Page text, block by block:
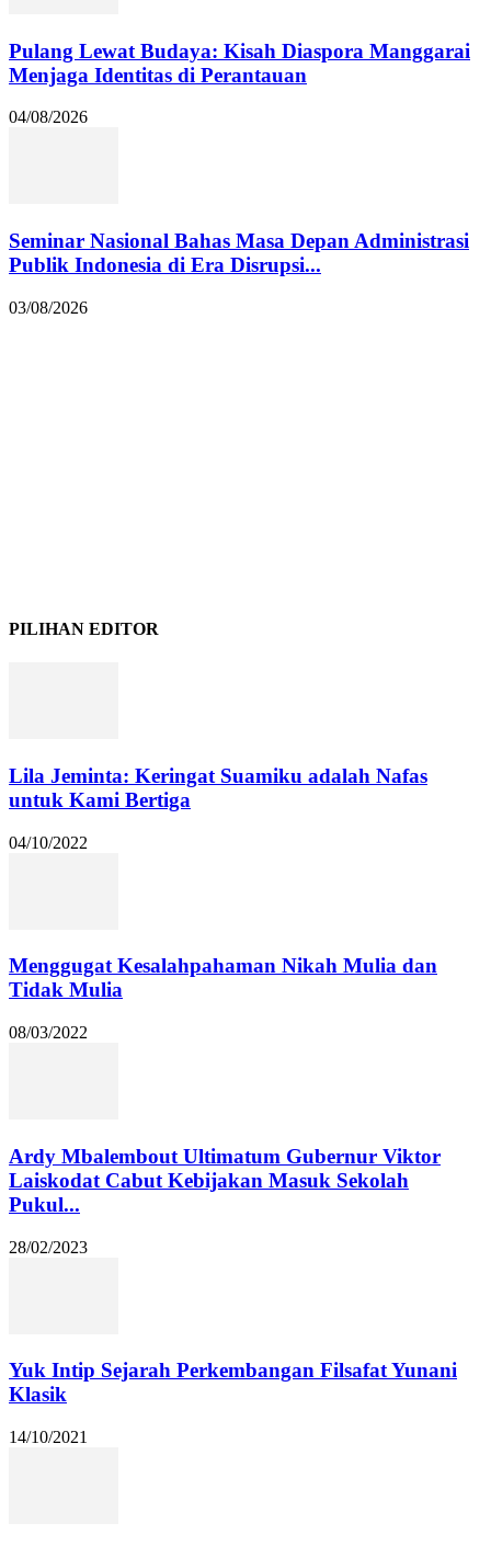
Pulang Lewat Budaya: Kisah Diaspora Manggarai
Menjaga Identitas di Perantauan
04/08/2026
Seminar Nasional Bahas Masa Depan Administrasi
Publik Indonesia di Era Disrupsi...
03/08/2026
PILIHAN EDITOR
Lila Jeminta: Keringat Suamiku adalah Nafas
untuk Kami Bertiga
04/10/2022
Menggugat Kesalahpahaman Nikah Mulia dan
Tidak Mulia
08/03/2022
Ardy Mbalembout Ultimatum Gubernur Viktor
Laiskodat Cabut Kebijakan Masuk Sekolah
Pukul...
28/02/2023
Yuk Intip Sejarah Perkembangan Filsafat Yunani
Klasik
14/10/2021